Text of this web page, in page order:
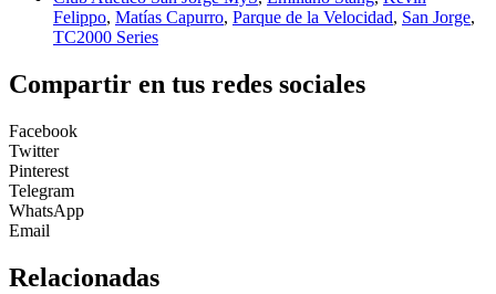
Felippo, Matías Capurro, Parque de la Velocidad, San Jorge,
TC2000 Series
Compartir en tus redes sociales
Facebook
Twitter
Pinterest
Telegram
WhatsApp
Email
Relacionadas